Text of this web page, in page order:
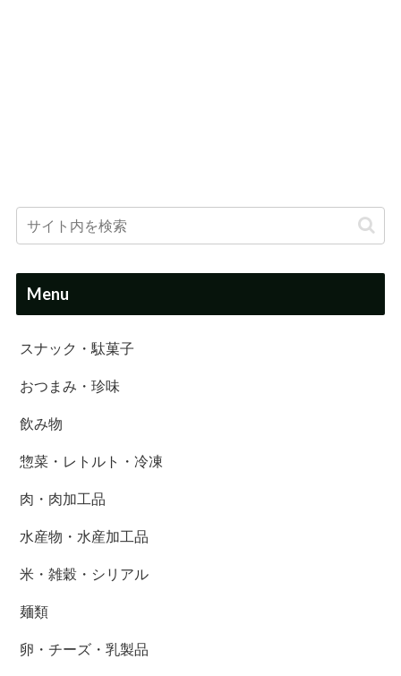
Menu
スナック・駄菓子
おつまみ・珍味
飲み物
惣菜・レトルト・冷凍
肉・肉加工品
水産物・水産加工品
米・雑穀・シリアル
麺類
卵・チーズ・乳製品